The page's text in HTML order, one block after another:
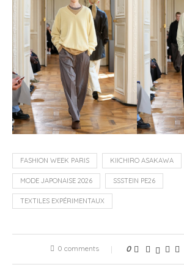
FASHION WEEK PARIS KIICHIRO ASAKAWA
MODE JAPONAISE 2026 SSSTEIN PE26
TEXTILES EXPÉRIMENTAUX
0 comments 0